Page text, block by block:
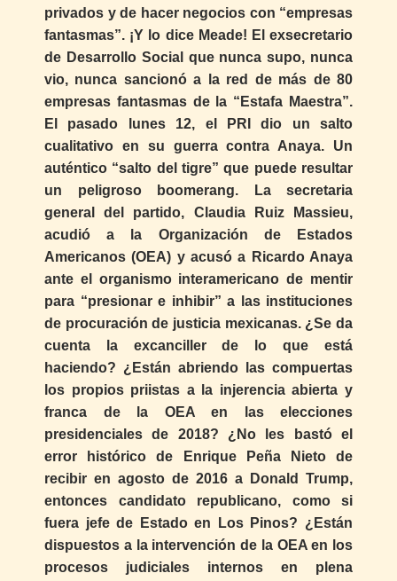
privados y de hacer negocios con “empresas
fantasmas”. ¡Y lo dice Meade! El exsecretario
de Desarrollo Social que nunca supo, nunca
vio, nunca sancionó a la red de más de 80
empresas fantasmas de la “Estafa Maestra”.
El pasado lunes 12, el PRI dio un salto
cualitativo en su guerra contra Anaya. Un
auténtico “salto del tigre” que puede resultar
un peligroso boomerang. La secretaria
general del partido, Claudia Ruiz Massieu,
acudió a la Organización de Estados
Americanos (OEA) y acusó a Ricardo Anaya
ante el organismo interamericano de mentir
para “presionar e inhibir” a las instituciones
de procuración de justicia mexicanas. ¿Se da
cuenta la excanciller de lo que está
haciendo? ¿Están abriendo las compuertas
los propios priistas a la injerencia abierta y
franca de la OEA en las elecciones
presidenciales de 2018? ¿No les bastó el
error histórico de Enrique Peña Nieto de
recibir en agosto de 2016 a Donald Trump,
entonces candidato republicano, como si
fuera jefe de Estado en Los Pinos? ¿Están
dispuestos a la intervención de la OEA en los
procesos judiciales internos en plena